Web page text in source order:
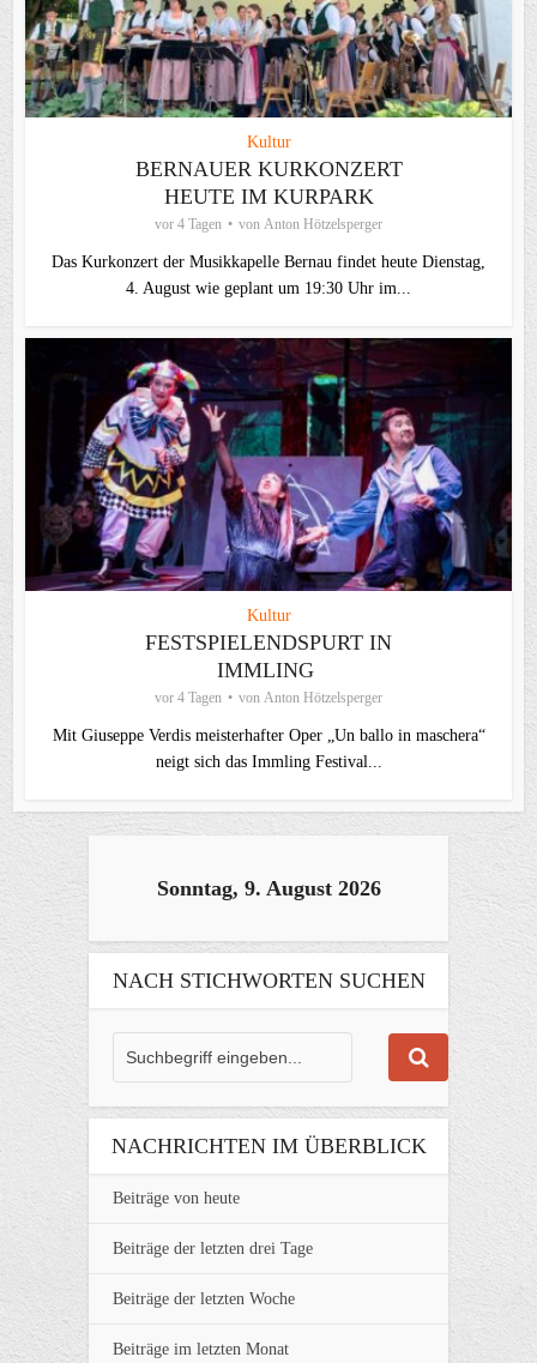
Kultur
BERNAUER KURKONZERT
HEUTE IM KURPARK
vor 4 Tagen von Anton Hötzelsperger
Das Kurkonzert der Musikkapelle Bernau findet heute Dienstag,
4. August wie geplant um 19:30 Uhr im...
Kultur
FESTSPIELENDSPURT IN
IMMLING
vor 4 Tagen von Anton Hötzelsperger
Mit Giuseppe Verdis meisterhafter Oper „Un ballo in maschera“
neigt sich das Immling Festival...
Sonntag, 9. August 2026
NACH STICHWORTEN SUCHEN
NACHRICHTEN IM ÜBERBLICK
Beiträge von heute
Beiträge der letzten drei Tage
Beiträge der letzten Woche
Beiträge im letzten Monat